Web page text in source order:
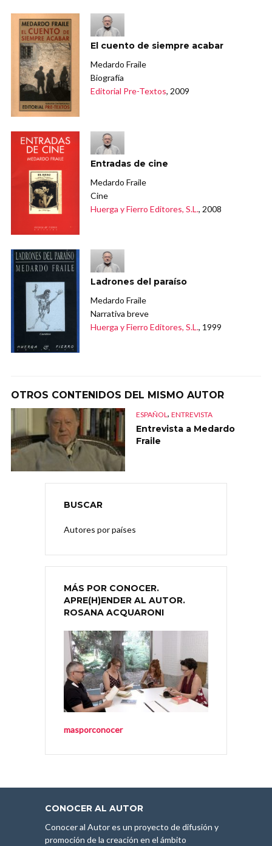
El cuento de siempre acabar
Medardo Fraile
Biografía
Editorial Pre-Textos, 2009
Entradas de cine
Medardo Fraile
Cine
Huerga y Fierro Editores, S.L., 2008
Ladrones del paraíso
Medardo Fraile
Narrativa breve
Huerga y Fierro Editores, S.L., 1999
OTROS CONTENIDOS DEL MISMO AUTOR
ESPAÑOL , ENTREVISTA
Entrevista a Medardo
Fraile
BUSCAR
Autores por países
MÁS POR CONOCER.
APRE(H)ENDER AL AUTOR.
ROSANA ACQUARONI
masporconocer
CONOCER AL AUTOR
Conocer al Autor es un proyecto de difusión y
promoción de la creación en el ámbito